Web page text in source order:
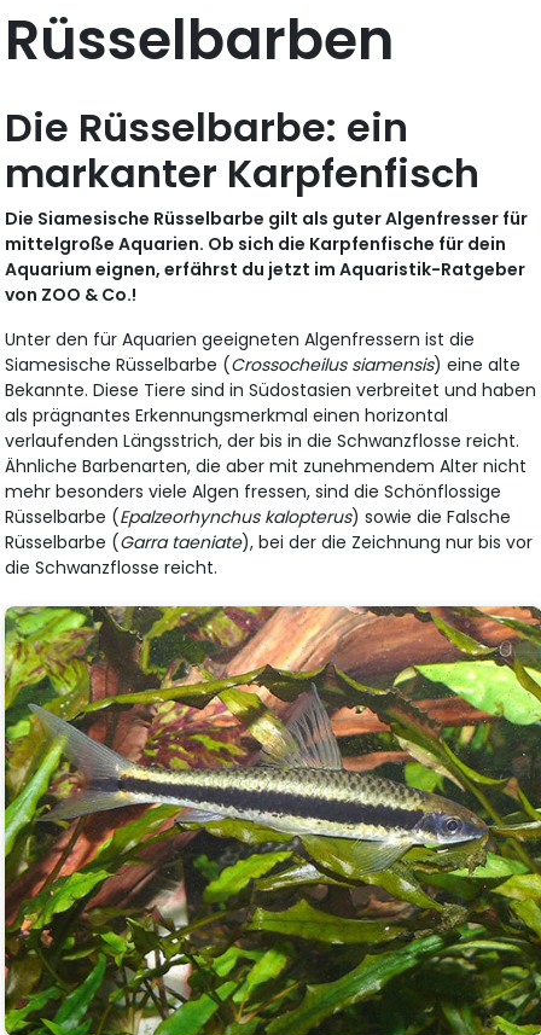
Rüsselbarben
Die Rüsselbarbe: ein
markanter Karpfenfisch
Die Siamesische Rüsselbarbe gilt als guter Algenfresser für
mittelgroße Aquarien. Ob sich die Karpfenfische für dein
Aquarium eignen, erfährst du jetzt im Aquaristik-Ratgeber
von ZOO & Co.!
Unter den für Aquarien geeigneten Algenfressern ist die
Siamesische Rüsselbarbe (Crossocheilus siamensis) eine alte
Bekannte. Diese Tiere sind in Südostasien verbreitet und haben
als prägnantes Erkennungsmerkmal einen horizontal
verlaufenden Längsstrich, der bis in die Schwanzflosse reicht.
Ähnliche Barbenarten, die aber mit zunehmendem Alter nicht
mehr besonders viele Algen fressen, sind die Schönflossige
Rüsselbarbe (Epalzeorhynchus kalopterus) sowie die Falsche
Rüsselbarbe (Garra taeniate), bei der die Zeichnung nur bis vor
die Schwanzflosse reicht.